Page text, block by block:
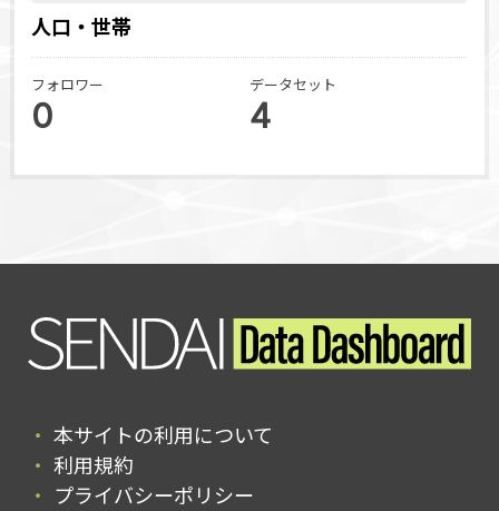
人口・世帯
フォロワー
0
データセット
4
本サイトの利用について
利用規約
プライバシーポリシー